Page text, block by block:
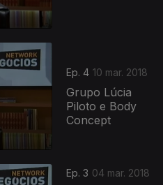
Ep. 4 10 mar. 2018
Grupo Lúcia
Piloto e Body
Concept
Ep. 3 04 mar. 2018